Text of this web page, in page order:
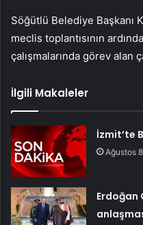
Söğütlü Belediye Başkanı
meclis toplantısının
çalışmalarında görev alan
İlgili Makaleler
İzmit’te
Ağustos
Erdoğan